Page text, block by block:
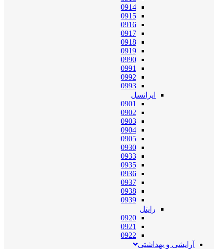
0914
0915
0916
0917
0918
0919
0990
0991
0992
0993
ایرانسل
0901
0902
0903
0904
0905
0930
0933
0935
0936
0937
0938
0939
رایتل
0920
0921
0922
آرایشی و بهداشتی